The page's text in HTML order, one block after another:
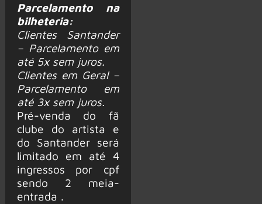
Parcelamento na
bilheteria:
Clientes Santander
– Parcelamento em
até 5x sem juros.
Clientes em Geral –
Parcelamento em
até 3x sem juros.
Pré-venda do fã
clube do artista e
do Santander será
limitado em até 4
ingressos por cpf
sendo 2 meia-
entrada .